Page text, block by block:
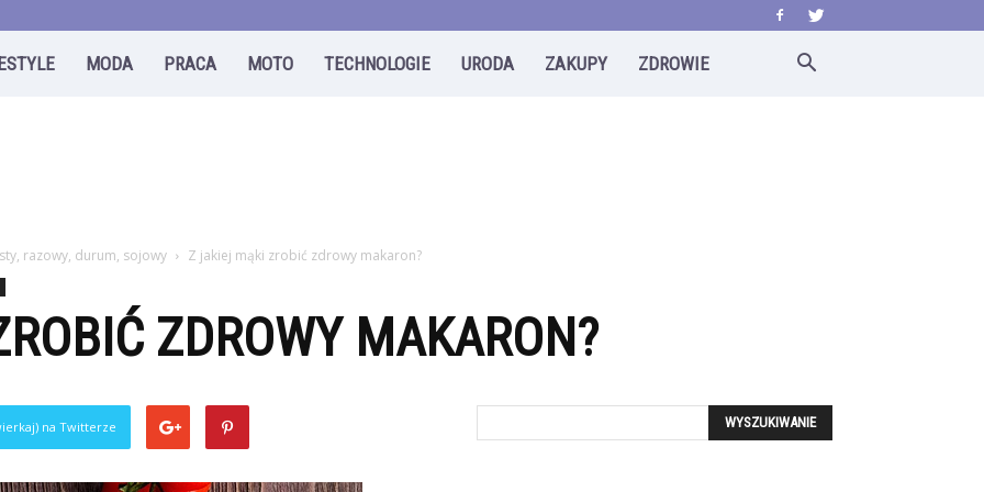
MODA PRACA MOTO TECHNOLOGIE URODA ZAKUPY ZDROWIE
razowy, durum, sojowy Z jakiej mąki zrobić zdrowy makaron?
ZDROWY MAKARON?
na Twitterze